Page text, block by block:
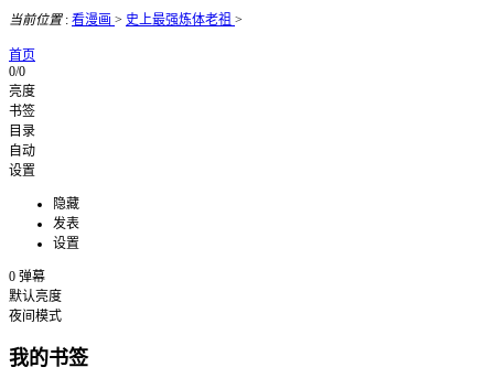
当前位置: 看漫画 > 史上最强炼体老祖 >
首页
0/0
亮度
书签
目录
自动
设置
隐藏
发表
设置
0 弹幕
默认亮度
夜间模式
我的书签